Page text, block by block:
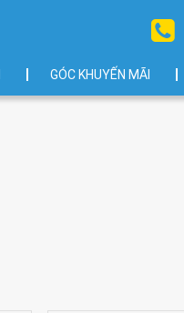
GÓC KHUYẾN MÃI